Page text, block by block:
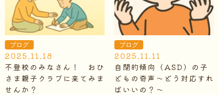
ブログ
2025.11.18
不登校のみなさん！ おひ
さま親子クラブに来てみま
せんか？
ブログ
2025.11.11
自閉的傾向（ASD）の子
どもの奇声～どう対応すれ
ばいいの？～